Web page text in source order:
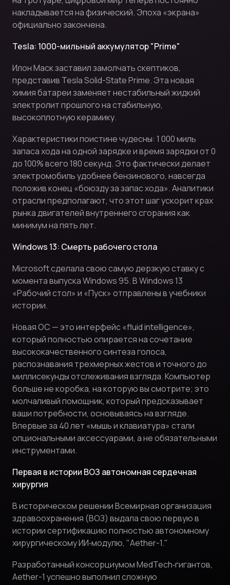
накладывается на физический. Эпоха «экрана»
официально закончена.
Tesla: 1000-мильный аккумулятор "Prime"
Илон Маск заставил замолчать скептиков,
представив Tesla Solid-State Prime. Эта новая
химия батареи заменяет нестабильный жидкий
электролит прошлого на стабильную,
высокоплотную керамику.
Характеристики поистине чудесны: 1 000 миль
запаса хода на одной зарядке и время зарядки от 0
до 100% всего 180 секунд. Это фактически делает
электромобиль удобнее бензинового, навсегда
положив конец «боюзду за запас хода». Аналитики
отрасли предполагают, что этот шаг ускорит крах
рынка двигателей внутреннего сгорания как
минимум на пять лет.
Windows 13: Смерть рабочего стола
Microsoft сделала свою самую дерзкую ставку с
момента выпуска Windows 95. В Windows 13
«Рабочий стол» и «Пуск» отправлены в учебники
истории.
Новая ОС — это интерфейс «fluid intelligence»,
который полностью опирается на сочетание
высококачественного синтеза голоса,
распознавания трехмерных жестов и точного до
миллисекунды отслеживания взгляда. Компьютер
больше не коробка, на которую вы смотрите; это
молчаливый помощник, который предсказывает
ваши потребности, основываясь на взгляде.
Впервые за 40 лет «мышь и клавиатура» стали
опциональными аксессуарами, а не обязательными
инструментами.
Первая в истории ВОЗ автономная сердечная
хирургия
В историческом решении Всемирная организация
здравоохранения (ВОЗ) выдала свою первую в
истории сертификацию полностью автономному
хирургическому ИИ‑модулю, "Aether-1."
Разработанный консорциумом MedTech‑гигантов,
Aether-1 успешно выполнил сложную